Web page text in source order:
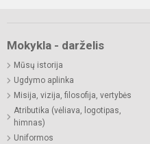
Mokykla - darželis
Mūsų istorija
Ugdymo aplinka
Misija, vizija, filosofija, vertybės
Atributika (vėliava, logotipas,
himnas)
Uniformos